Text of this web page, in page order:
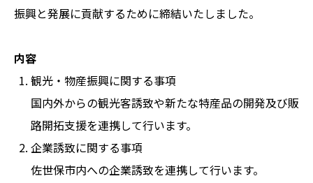
振興と発展に貢献するために締結いたしました。
内容
観光・物産振興に関する事項
国内外からの観光客誘致や新たな特産品の開発及び販
路開拓支援を連携して行います。
企業誘致に関する事項
佐世保市内への企業誘致を連携して行います。